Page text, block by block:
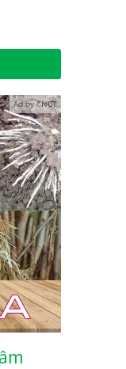
Ad by CNCT